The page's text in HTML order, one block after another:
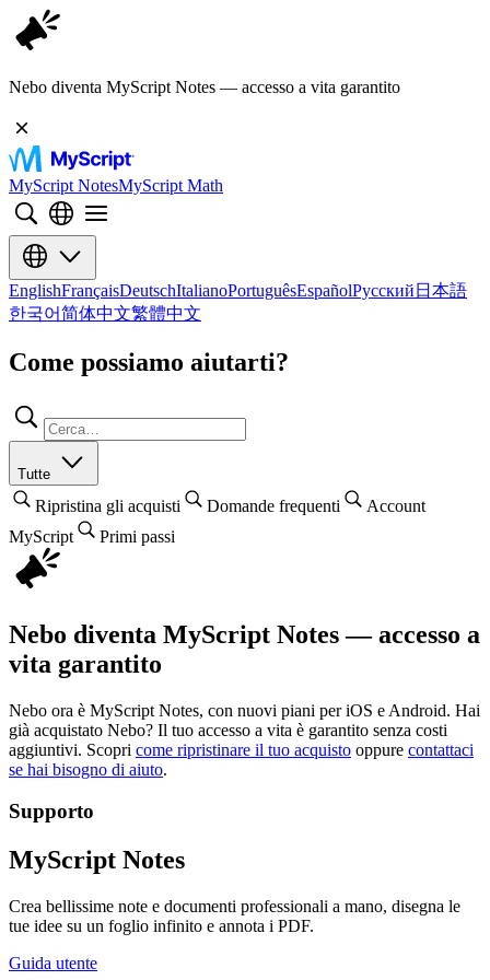
Nebo diventa MyScript Notes — accesso a vita garantito
MyScript NotesMyScript Math
EnglishFrançaisDeutschItalianoPortuguêsEspañolРусский 日本語
한국어简体中文繁體中文
Come possiamo aiutarti?
Tutte
Ripristina gli acquisti Domande frequenti
Account
MyScript
Primi passi
Nebo diventa MyScript Notes — accesso a
vita garantito
Nebo ora è MyScript Notes, con nuovi piani per iOS e Android. Hai
già acquistato Nebo? Il tuo accesso a vita è garantito senza costi
aggiuntivi. Scopri come ripristinare il tuo acquisto oppure contattaci
se hai bisogno di aiuto.
Supporto
MyScript Notes
Crea bellissime note e documenti professionali a mano, disegna le
tue idee su un foglio infinito e annota i PDF.
Guida utente